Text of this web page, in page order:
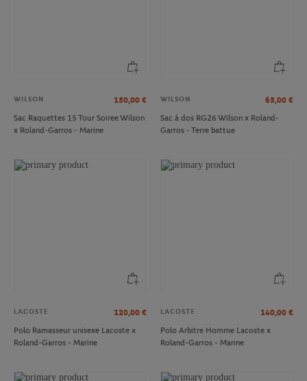
WILSON 150,00 €
Sac Raquettes 15 Tour Soiree Wilson
x Roland-Garros - Marine
WILSON 65,00 €
Sac à dos RG26 Wilson x Roland-
Garros - Terre battue
LACOSTE 120,00 €
Polo Ramasseur unisexe Lacoste x
Roland-Garros - Marine
LACOSTE 140,00 €
Polo Arbitre Homme Lacoste x
Roland-Garros - Marine